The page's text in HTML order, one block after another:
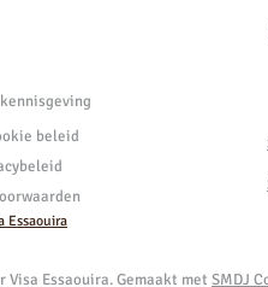
beleid
Essaouira
Visa Essaouira. Gemaakt met SMDJ